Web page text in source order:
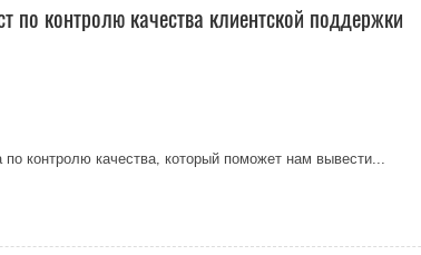
по контролю качества клиентской поддержки
контролю качества, который поможет нам вывести...